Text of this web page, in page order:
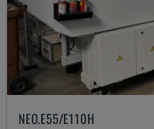
NEO.E55/E110H